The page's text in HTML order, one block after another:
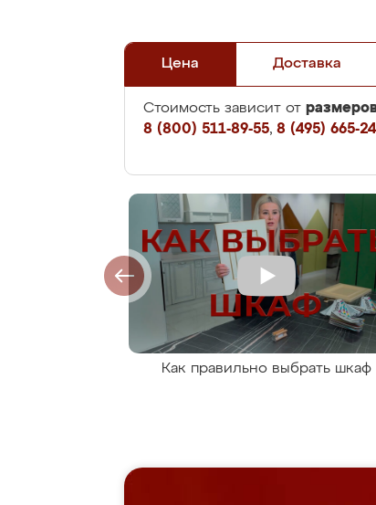
Цена Доставка
Стоимость зависит от
8 (800) 511-89-55, 8 (495) 665-
Как правильно выбрать шкаф